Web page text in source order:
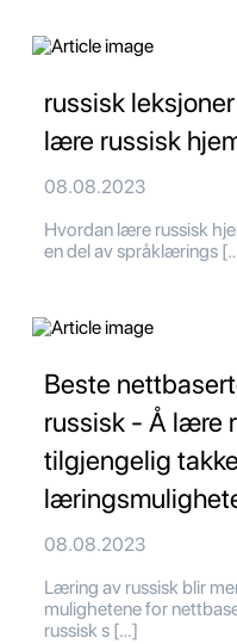
russisk
lære russisk
08.08.2023
Hvordan lære russisk
en del av språklærings
Beste
russisk - Å lære
tilgjengelig
08.08.2023
Læring av russisk blir
mulighetene for
russisk s […]